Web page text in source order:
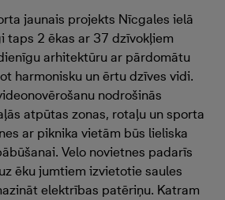
jaunais projekts Nīcgales ielā
taps 2 ēkas ar 37 dzīvokļiem
arhitektūru ar pārdomātu
harmonisku un ērtu dzīves vidi.
nodrošinās
atpūtas zonas, rotaļu un sporta
ar piknika vietām būs lieliska
Velo novietnes padarīs
ēku jumtiem izvietotie saules
elektrības patēriņu. Katram